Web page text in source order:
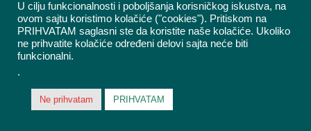
U cilju funkcionalnosti i poboljšanja korisničkog iskustva, na
ovom sajtu koristimo kolačiće ("cookies"). Pritiskom na
PRIHVATAM saglasni ste da koristite naše kolačiće. Ukoliko
ne prihvatite kolačiće određeni delovi sajta neće biti
funkcionalni.
.
Ne prihvatam PRIHVATAM